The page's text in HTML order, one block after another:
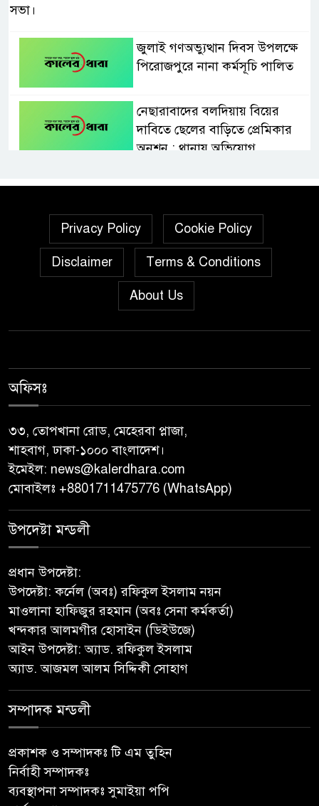
সভা।
জুলাই গণঅভ্যুত্থান দিবস উপলক্ষে
পিরোজপুরে নানা কর্মসূচি পালিত
নেছারাবাদের বলদিয়ায় বিয়ের
দাবিতে ছেলের বাড়িতে প্রেমিকার
অনশন : থানায় অভিযোগ
‎গৌরনদীতে যথাযোগ্য মর্যাদায়
গণঅভ্যুত্থান দিবস ২০২৬’ ‎
বাবুগঞ্জে বাংলাদেশ প্রাথমিক শিক্ষক
সমিতির কমিটি ঘোষণাঃ সালাম
সভাপতি, মনোয়ার সম্পাদক
সাভারে টিন কেটে দুঃসাহসিক চুরি,
লুটের অভিযোগ
বাবুগঞ্জে পরিস্কার পরিচ্ছন্নতা ও
বৃক্ষরোপণ অভিযান শুরু করেছে
সুজন
‎বাটাজোড়-সরিকল খাল খননে কৃষি,
প্রশাসন
ঘাট রক্ষা প্রকল্পের উদ্বোধন করলেন
ইউএনও
পুনরায় সহকারী অ্যাটর্নি জেনারেল
হিসেবে নিয়োগ পেলেন
নেছারাবাদের কৃতি সন্তান মোহাম্মদ
ছফওয়ান
নেছারাবাদে পূবালী ব্যাংকের
বৃক্ষরোপণ কর্মসূচি
Privacy Policy Cookie Policy
Disclaimer Terms & Conditions
About Us
অফিসঃ
৩৩, তোপখানা রোড, মেহেরবা প্লাজা,
শাহবাগ, ঢাকা-১০০০ বাংলাদেশ।
ইমেইল: news@kalerdhara.com
মোবাইলঃ +8801711475776 (WhatsApp)
উপদেষ্টা মন্ডলী
প্রধান উপদেষ্টা:
উপদেষ্টা: কর্নেল (অবঃ) রফিকুল ইসলাম নয়ন
মাওলানা হাফিজুর রহমান (অবঃ সেনা কর্মকর্তা)
খন্দকার আলমগীর হোসাইন (ডিইউজে)
আইন উপদেষ্টা: অ্যাড. রফিকুল ইসলাম
অ্যাড. আজমল আলম সিদ্দিকী সোহাগ
সম্পাদক মন্ডলী
প্রকাশক ও সম্পাদকঃ টি এম তুহিন
নির্বাহী সম্পাদকঃ
ব্যবস্থাপনা সম্পাদকঃ সুমাইয়া পপি